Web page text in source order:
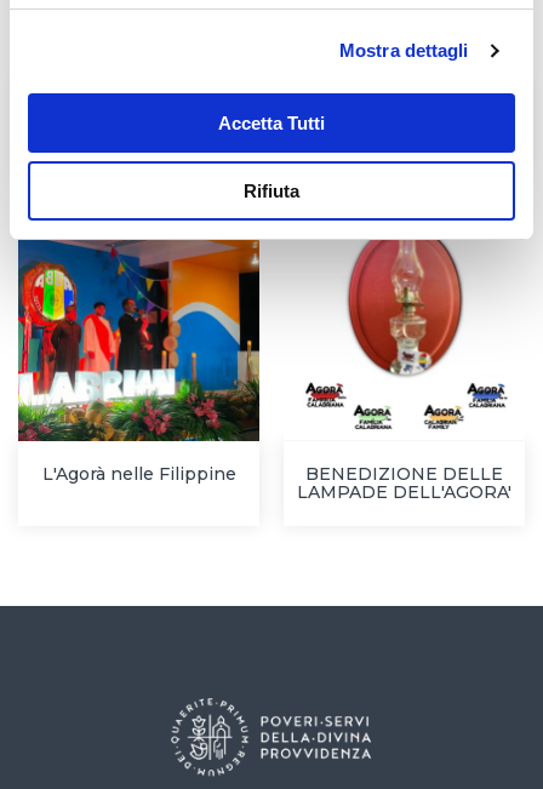
Mostra dettagli
Accetta Tutti
Rifiuta
Fratel Carlo Desiderati Don Antonio Mazzi
L'Agorà nelle Filippine
BENEDIZIONE DELLE
LAMPADE DELL'AGORA'